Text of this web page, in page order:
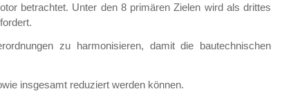
betrachtet. Unter den 8 primären Zielen wird als drittes
zu harmonisieren, damit die bautechnischen
insgesamt reduziert werden können.